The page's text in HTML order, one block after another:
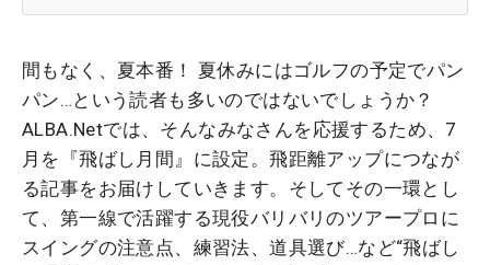
間もなく、夏本番！ 夏休みにはゴルフの予定でパン
パン…という読者も多いのではないでしょうか？
ALBA.Netでは、そんなみなさんを応援するため、7
月を『飛ばし月間』に設定。飛距離アップにつなが
る記事をお届けしていきます。そしてその一環とし
て、第一線で活躍する現役バリバリのツアープロに
スイングの注意点、練習法、道具選び…など“飛ばし